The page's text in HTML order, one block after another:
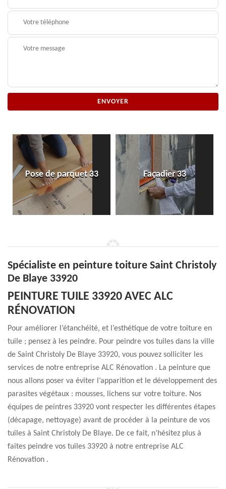
Pose de parquet 33 Façadier 33
Spécialiste en peinture toiture Saint Christoly
De Blaye 33920
PEINTURE TUILE 33920 AVEC ALC
RÉNOVATION
Pour améliorer l’étanchéité, et l’esthétique de votre toiture en
tuile ; pensez à les peindre. Pour peindre vos tuiles dans la ville
de Saint Christoly De Blaye 33920, vous pouvez solliciter les
services de notre entreprise ALC Rénovation . La peinture que
nous allons poser va éviter l’apparition et le développement des
parasites végétaux : mousses, lichens sur votre toiture. Nos
équipes de peintres 33920 vont respecter les différentes étapes
(décapage, nettoyage) avant de procéder à la peinture de vos
tuiles à Saint Christoly De Blaye. De ce fait, n’hésitez plus à
faites peindre vos tuiles 33920 à notre entreprise ALC
Rénovation .